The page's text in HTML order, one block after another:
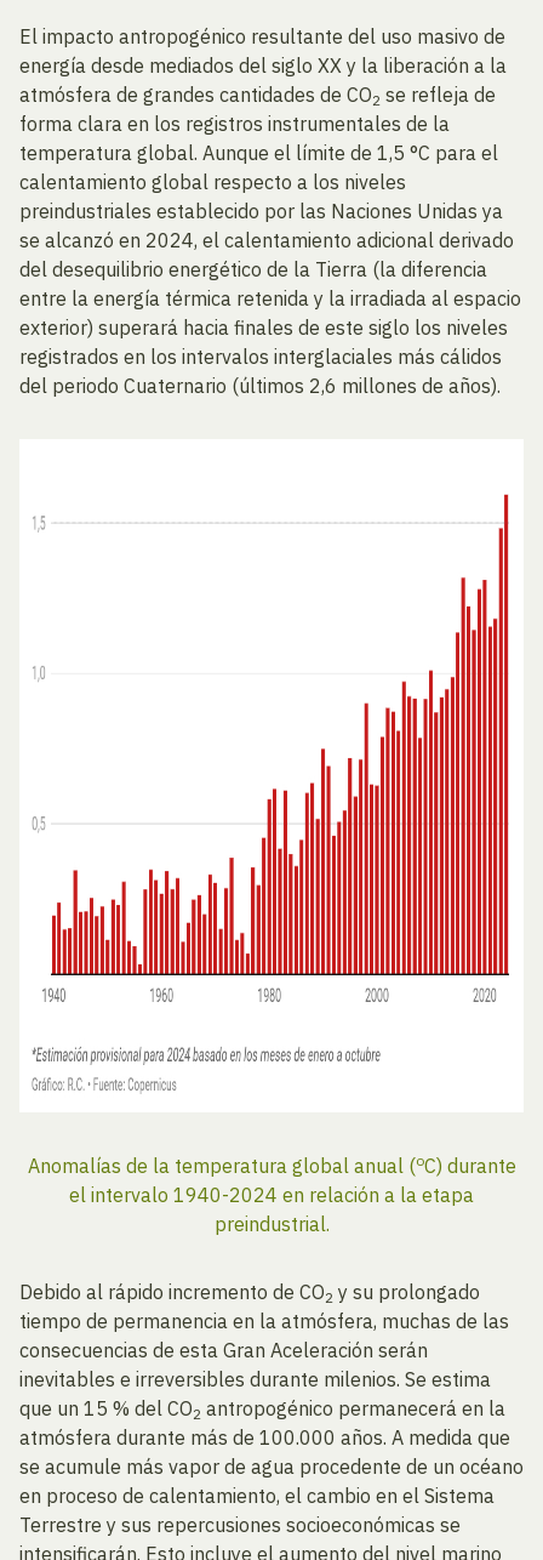
El impacto antropogénico resultante del uso masivo de
energía desde mediados del siglo XX y la liberación a la
atmósfera de grandes cantidades de CO2 se refleja de
forma clara en los registros instrumentales de la
temperatura global. Aunque el límite de 1,5 °C para el
calentamiento global respecto a los niveles
preindustriales establecido por las Naciones Unidas ya
se alcanzó en 2024, el calentamiento adicional derivado
del desequilibrio energético de la Tierra (la diferencia
entre la energía térmica retenida y la irradiada al espacio
exterior) superará hacia finales de este siglo los niveles
registrados en los intervalos interglaciales más cálidos
del periodo Cuaternario (últimos 2,6 millones de años).
Anomalías de la temperatura global anual (oC) durante
el intervalo 1940-2024 en relación a la etapa
preindustrial.
Debido al rápido incremento de CO2 y su prolongado
tiempo de permanencia en la atmósfera, muchas de las
consecuencias de esta Gran Aceleración serán
inevitables e irreversibles durante milenios. Se estima
que un 15 % del CO2 antropogénico permanecerá en la
atmósfera durante más de 100.000 años. A medida que
se acumule más vapor de agua procedente de un océano
en proceso de calentamiento, el cambio en el Sistema
Terrestre y sus repercusiones socioeconómicas se
intensificarán. Esto incluye el aumento del nivel marino